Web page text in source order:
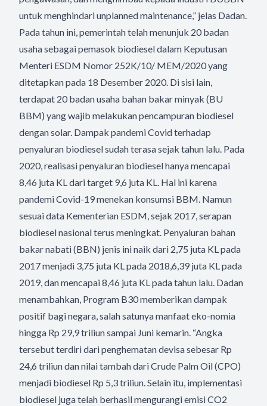
untuk menghindari unplanned maintenance,” jelas Dadan.
Pada tahun ini, pemerintah telah menunjuk 20 badan
usaha sebagai pemasok biodiesel dalam Keputusan
Menteri ESDM Nomor 252K/10/ MEM/2020 yang
ditetapkan pada 18 Desember 2020. Di sisi lain,
terdapat 20 badan usaha bahan bakar minyak (BU
BBM) yang wajib melakukan pencampuran biodiesel
dengan solar. Dampak pandemi Covid terhadap
penyaluran biodiesel sudah terasa sejak tahun lalu. Pada
2020, realisasi penyaluran biodiesel hanya mencapai
8,46 juta KL dari target 9,6 juta KL. Hal ini karena
pandemi Covid-19 menekan konsumsi BBM. Namun
sesuai data Kementerian ESDM, sejak 2017, serapan
biodiesel nasional terus meningkat. Penyaluran bahan
bakar nabati (BBN) jenis ini naik dari 2,75 juta KL pada
2017 menjadi 3,75 juta KL pada 2018,6,39 juta KL pada
2019, dan mencapai 8,46 juta KL pada tahun lalu. Dadan
menambahkan, Program B30 memberikan dampak
positif bagi negara, salah satunya manfaat eko-nomia
hingga Rp 29,9 triliun sampai Juni kemarin. “Angka
tersebut terdiri dari penghematan devisa sebesar Rp
24,6 triliun dan nilai tambah dari Crude Palm Oil (CPO)
menjadi biodiesel Rp 5,3 triliun. Selain itu, implementasi
biodiesel juga telah berhasil mengurangi emisi CO2